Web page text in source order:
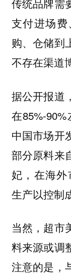
传统品牌需
支付进场
购、仓储到
不存在渠道
据公开报道
在85%-
中国市场开
部分原料来
妃，在海外
生产以控制
当然，超市
料来源或调
注意的是，